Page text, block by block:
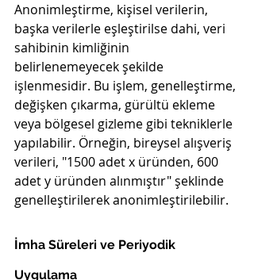
Anonimleştirme, kişisel verilerin,
başka verilerle eşleştirilse dahi, veri
sahibinin kimliğinin
belirlenemeyecek şekilde
işlenmesidir. Bu işlem, genelleştirme,
değişken çıkarma, gürültü ekleme
veya bölgesel gizleme gibi tekniklerle
yapılabilir. Örneğin, bireysel alışveriş
verileri, "1500 adet x üründen, 600
adet y üründen alınmıştır" şeklinde
genelleştirilerek anonimleştirilebilir.
İmha Süreleri ve Periyodik
Uygulama